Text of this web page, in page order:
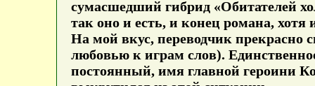
сумасшедший гибрид «Обитателей
так оно и есть, и конец романа,
На мой вкус, переводчик прекрасно
любовью к играм слов).
постоянный, имя главной героини